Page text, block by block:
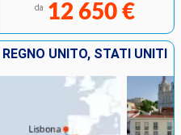
da 12 650 €
UNITO, STATI UNITI